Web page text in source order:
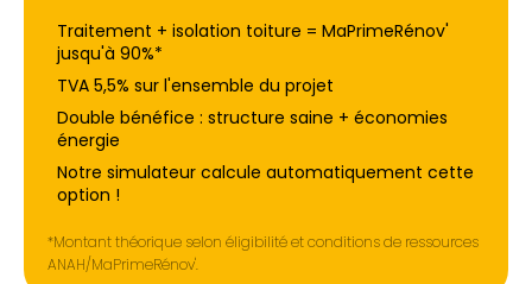
Traitement + isolation toiture = MaPrimeRénov'
jusqu'à 90%*
TVA 5,5% sur l'ensemble du projet
Double bénéfice : structure saine + économies
énergie
Notre simulateur calcule automatiquement cette
option !
*Montant théorique selon éligibilité et conditions de ressources
ANAH/MaPrimeRénov'.